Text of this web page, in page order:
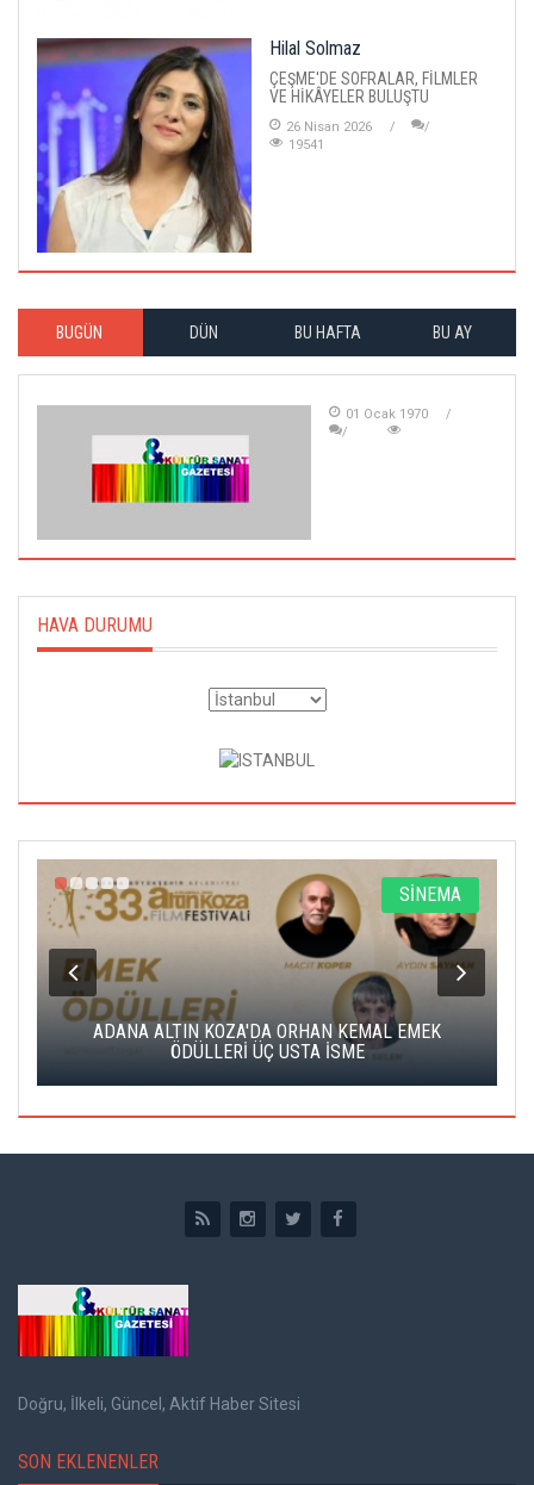
Hilal Solmaz
ÇEŞME'DE SOFRALAR, FİLMLER
VE HİKÂYELER BULUŞTU
26 Nisan 2026
19541
BUGÜN DÜN BU HAFTA BU AY
01 Ocak 1970
HAVA DURUMU
SİNEMA
ADANA ALTIN KOZA'DA ORHAN KEMAL EMEK
ÖDÜLLERİ ÜÇ USTA İSME
Doğru, İlkeli, Güncel, Aktif Haber Sitesi
SON EKLENENLER